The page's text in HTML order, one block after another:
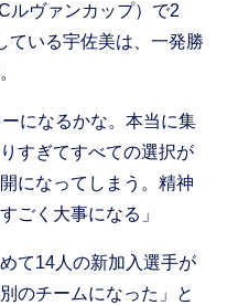
ルヴァンカップ）で2
ている宇佐美は、一発勝
になるかな。本当に集
すぎてすべての選択が
になってしまう。精神
ごく大事になる」
て14人の新加入選手が
のチームになった」と